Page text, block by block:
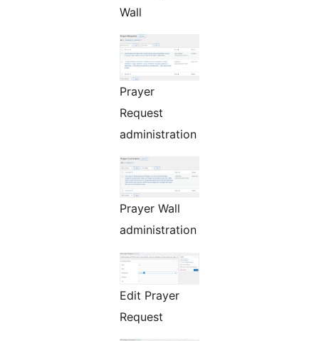
Wall
Prayer
Request
administration
Prayer Wall
administration
Edit Prayer
Request